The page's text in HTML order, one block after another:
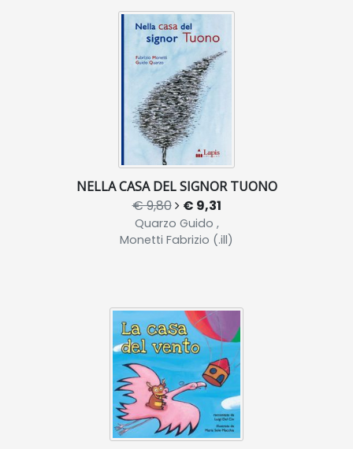
NELLA CASA DEL SIGNOR TUONO
€ 9,80 € 9,31
Quarzo Guido ,
Monetti Fabrizio (.ill)